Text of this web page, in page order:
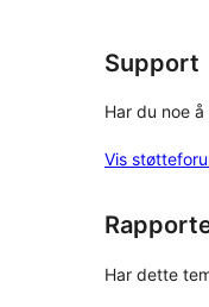
Support
Har du noe
Vis
Har dette